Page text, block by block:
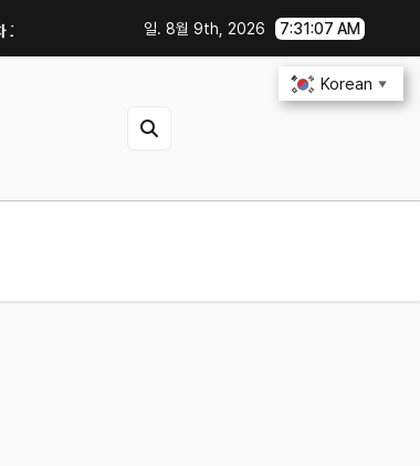
하기｜10분 점검 루틴, 무엇부터 확인할까? 중고차 살 때 전
일. 8월 9th, 2026 7:31:08 AM
Korean ▼